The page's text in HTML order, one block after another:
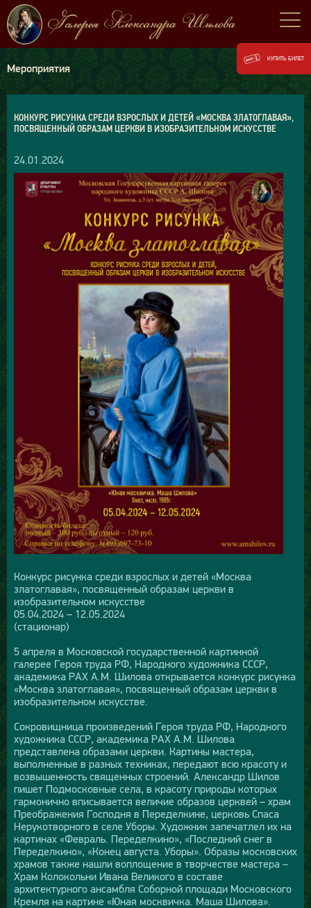
Мероприятия
КОНКУРС РИСУНКА СРЕДИ ВЗРОСЛЫХ И ДЕТЕЙ «МОСКВА ЗЛАТОГЛАВАЯ»,
ПОСВЯЩЕННЫЙ ОБРАЗАМ ЦЕРКВИ В ИЗОБРАЗИТЕЛЬНОМ ИСКУССТВЕ
24.01.2024
Конкурс рисунка среди взрослых и детей «Москва
златоглавая», посвященный образам церкви в
изобразительном искусстве
05.04.2024 – 12.05.2024
(стационар)
5 апреля в Московской государственной картинной
галерее Героя труда РФ, Народного художника СССР,
академика РАХ А.М. Шилова открывается конкурс рисунка
«Москва златоглавая», посвященный образам церкви в
изобразительном искусстве.
Сокровищница произведений Героя труда РФ, Народного
художника СССР, академика РАХ А.М. Шилова
представлена образами церкви. Картины мастера,
выполненные в разных техниках, передают всю красоту и
возвышенность священных строений. Александр Шилов
пишет Подмосковные села, в красоту природы которых
гармонично вписывается величие образов церквей – храм
Преображения Господня в Переделкине, церковь Спаса
Нерукотворного в селе Уборы. Художник запечатлел их на
картинах «Февраль. Переделкино», «Последний снег в
Переделкино», «Конец августа. Уборы». Образы московских
храмов также нашли воплощение в творчестве мастера –
Храм Колокольни Ивана Великого в составе
архитектурного ансамбля Соборной площади Московского
Кремля на картине «Юная москвичка. Маша Шилова».
КУПИТЬ БИЛЕТ